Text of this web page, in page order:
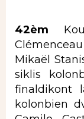
42èm
Mikaël
siklis
finaldikont
kolonbien